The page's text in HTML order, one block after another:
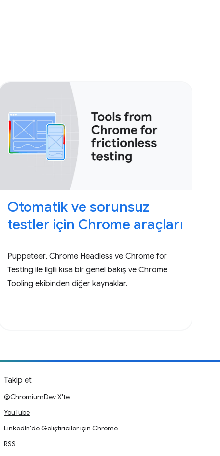
Otomatik ve sorunsuz
testler için Chrome araçları
Puppeteer, Chrome Headless ve Chrome for
Testing ile ilgili kısa bir genel bakış ve Chrome
Tooling ekibinden diğer kaynaklar.
Takip et
@ChromiumDev X'te
YouTube
LinkedIn'de Geliştiriciler için Chrome
RSS